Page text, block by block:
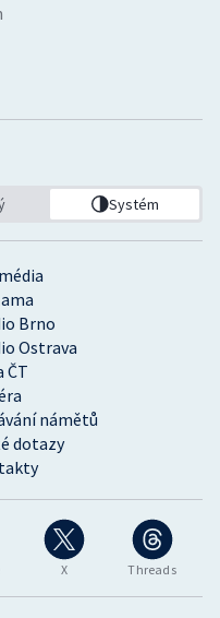
X Threads
Brno
Ostrava
ČT
námětů
dotazy
Systém